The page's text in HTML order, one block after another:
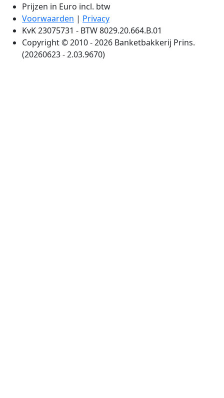
Prijzen in Euro incl. btw
Voorwaarden | Privacy
KvK 23075731 - BTW 8029.20.664.B.01
Copyright © 2010 - 2026 Banketbakkerij Prins.
(20260623 - 2.03.9670)